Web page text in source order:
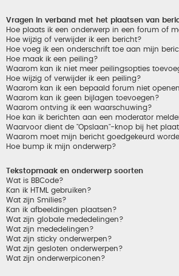
Vragen in verband met het plaatsen van
Hoe plaats ik een onderwerp in een forum of
Hoe wijzig of verwijder ik een bericht?
Hoe voeg ik een onderschrift toe aan mijn
Hoe maak ik een peiling?
Waarom kan ik niet meer peilingsopties
Hoe wijzig of verwijder ik een peiling?
Waarom kan ik een bepaald forum niet
Waarom kan ik geen bijlagen toevoegen?
Waarom ontving ik een waarschuwing?
Hoe kan ik berichten aan een moderator
Waarvoor dient de "Opslaan"-knop bij het
Waarom moet mijn bericht goedgekeurd
Hoe bump ik mijn onderwerp?
Tekstopmaak en onderwerp soorten
Wat is BBCode?
Kan ik HTML gebruiken?
Wat zijn Smilies?
Kan ik afbeeldingen plaatsen?
Wat zijn globale mededelingen?
Wat zijn mededelingen?
Wat zijn sticky onderwerpen?
Wat zijn gesloten onderwerpen?
Wat zijn onderwerpiconen?